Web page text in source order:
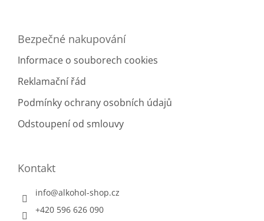
Bezpečné nakupování
Informace o souborech cookies
Reklamační řád
Podmínky ochrany osobních údajů
Odstoupení od smlouvy
Kontakt
info@alkohol-shop.cz
+420 596 626 090